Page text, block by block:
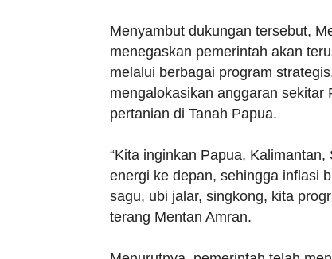
Menyambut dukungan tersebut,
menegaskan pemerintah akan
melalui berbagai program
mengalokasikan anggaran sekitar
pertanian di Tanah Papua.
“Kita inginkan Papua,
energi ke depan, sehingga inflasi
sagu, ubi jalar, singkong, kita
terang Mentan Amran.